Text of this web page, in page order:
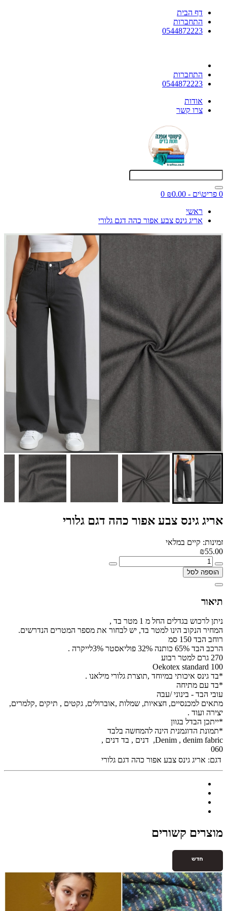
דף הבית
התחברות
0544872223
התחברות
0544872223
אודות
צרו קשר
0 פריט\ים - ₪0.00
0
ראשי
אריג גינס צבע אפור כהה דגם גלורי
אריג גינס צבע אפור כהה דגם גלורי
זמינות: קיים במלאי
₪55.00
הוספה לסל
תיאור
ניתן לרכוש בגדלים החל מ 1 מטר בד ,
המחיר הנקוב הינו למטר בד, יש לבחור את מספר המטרים הנדרשים.
רוחב הבד 150 סמ
הרכב הבד 65% כותנה 32% פוליאסטר 3%לייקרה .
270 גרם למטר רבוע
Oekotex standard 100
*בד גינס איכותי במיוחד ,תוצרת גלורי מילאנו .
*בד עם מתיחה
עובי הבד - בינוני /עבה
מתאים למכנסיים, חצאיות, שמלות ,אוברולים, גקטים , תיקים ,קלמרים,
יצירה ועוד .
*ייתכן הבדל בגוון
*תמונת הדוגמנית הינה להמחשה בלבד
Denim , denim fabric, דנים , בד דנים ,
060
דגם: אריג גינס צבע אפור כהה דגם גלורי
מוצרים קשורים